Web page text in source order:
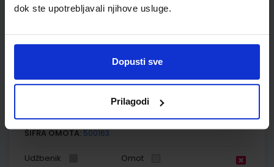
dok ste upotrebljavali njihove usluge.
Dopusti sve
Prilagodi
Udžbenik
KLIO 7; udžbenik za povijest s dodatnim digitalnim
Nakladnik:ŠKOLSKA KNJIGA d.d. Registarski broj ministarstva:7041
CIJENA: 11,85 €
ŠIFRA OMOTA:500163
Udžbenik Omot